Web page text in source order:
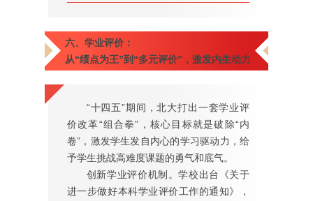
六、学业评价：
从“绩点为王”到“多元评价”，激发内生动力
“十四五”期间，北大打出一套学业评
价改革“组合拳”，核心目标就是破除“内
卷”，激发学生发自内心的学习驱动力，给
予学生挑战高难度课题的勇气和底气。
创新学业评价机制。学校出台《关于
进一步做好本科学业评价工作的通知》，